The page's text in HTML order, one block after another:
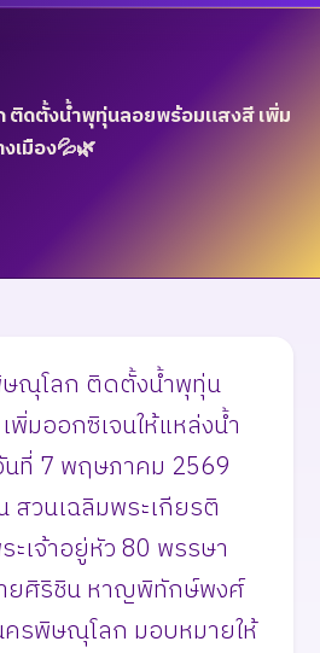
ติดตั้งน้ำพุทุ่นลอยพร้อมแสงสี เพิ่ม
เมือง💦🌿
ษณุโลก ติดตั้งน้ำพุทุ่น
มออกซิเจนให้แหล่งน้ำ
นที่ 7 พฤษภาคม 2569
สวนเฉลิมพระเกียรติ
เจ้าอยู่หัว 80 พรรษา
ยศิริชิน หาญพิทักษ์พงศ์
รพิษณุโลก มอบหมายให้